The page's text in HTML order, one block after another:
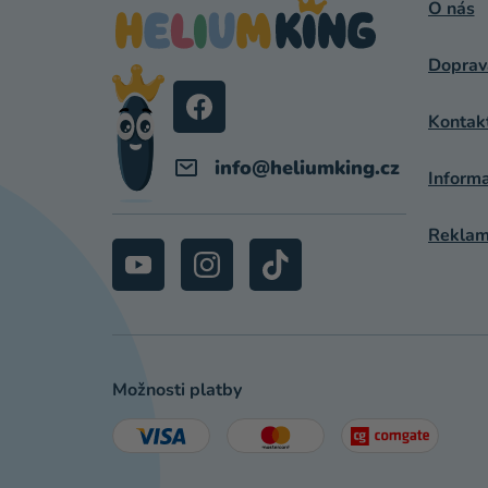
info@heliumking.cz
O nás
Možnosti platby